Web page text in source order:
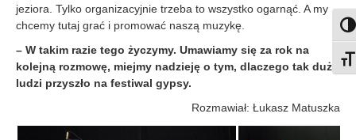
jeziora. Tylko organizacyjnie trzeba to wszystko ogarnąć. A my
chcemy tutaj grać i promować naszą muzykę.
– W takim razie tego życzymy. Umawiamy się za rok na
kolejną rozmowę, miejmy nadzieję o tym, dlaczego tak dużo
ludzi przyszło na festiwal gypsy.
Rozmawiał: Łukasz Matuszka